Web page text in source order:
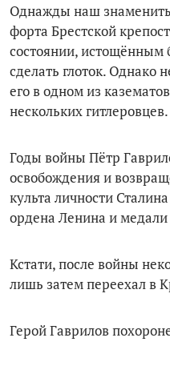
Однажды наш
форта Брестской
состоянии, истощённым
сделать глоток. Однако
его в одном из
нескольких гитлеровцев.
Годы войны Пётр
освобождения и
культа личности
ордена Ленина и медали
Кстати, после войны
лишь затем переехал в
Герой Гаврилов